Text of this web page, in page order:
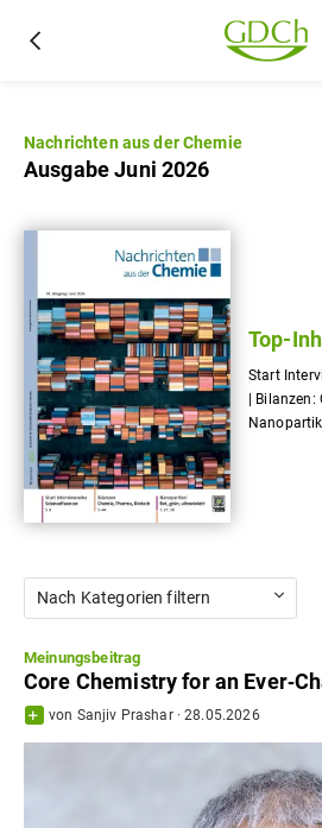
Nachrichten aus der Chemie
Ausgabe Juni 2026
Top-
Start
|
Nach Kategorien filtern
Meinungsbeitrag
Core Chemistry for an
von Sanjiv Prashar·28.05.2026